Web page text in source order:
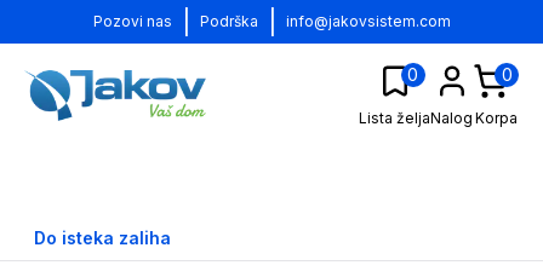
Pozovi nas Podrška info@jakovsistem.com
0
Lista željaNalog
0
Korpa
Do isteka zaliha